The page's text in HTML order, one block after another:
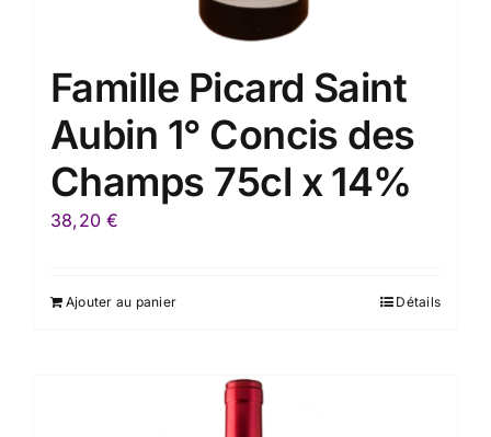
Famille Picard Saint
Aubin 1° Concis des
Champs 75cl x 14%
38,20€
Ajouter au panier Détails